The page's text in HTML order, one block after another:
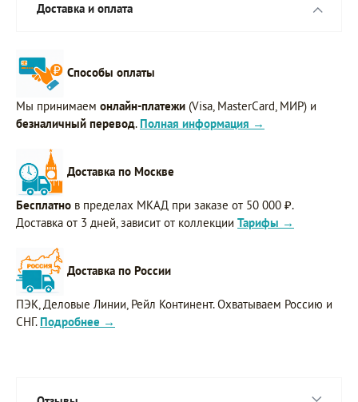
Доставка и оплата
Способы оплаты
Мы принимаем онлайн-платежи (Visa, MasterCard, МИР) и
безналичный перевод. Полная информация →
Доставка по Москве
Бесплатно в пределах МКАД при заказе от 50 000 ₽.
Доставка от 3 дней, зависит от коллекции Тарифы →
Доставка по России
ПЭК, Деловые Линии, Рейл Континент. Охватываем Россию и
СНГ. Подробнее →